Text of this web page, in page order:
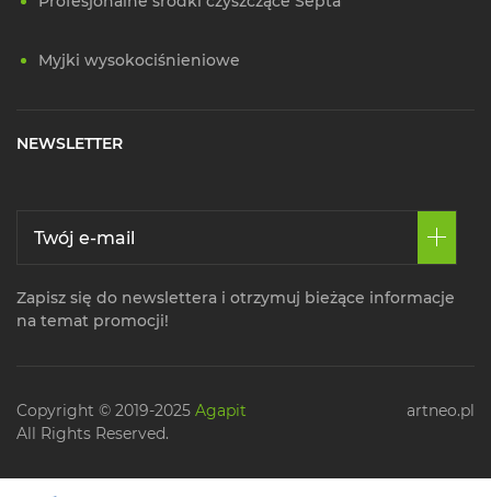
Myjki wysokociśnieniowe
NEWSLETTER
Zapisz się do newslettera i otrzymuj bieżące informacje
na temat promocji!
Copyright © 2019-2025 Agapit
All Rights Reserved.
artneo.pl